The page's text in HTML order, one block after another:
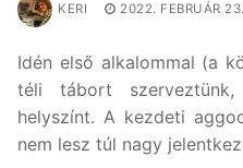
KERI 2022. FEBRUÁR 23.
Idén első alkalommal (a
téli tábort
helyszínt. A kezdeti
nem lesz túl nagy